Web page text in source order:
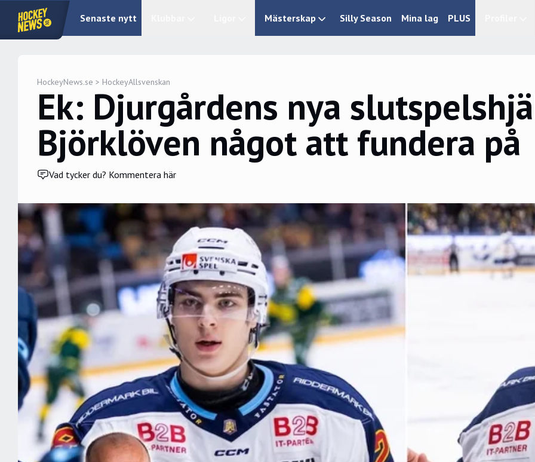
Senaste nytt Mästerskap Silly Season Mina lag PLUS
HockeyNews.se > HockeyAllsvenskan
Ek: Djurgårdens nya
Björklöven något att fundera på
Vad tycker du? Kommentera här